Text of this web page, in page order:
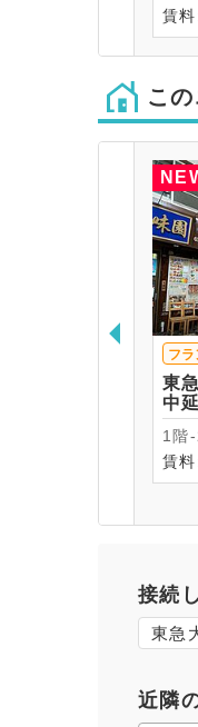
賃
こ
フ
東
賃
接続
東急
近隣